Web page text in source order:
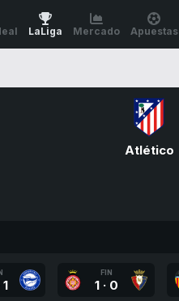
LaLiga Mercado Apuestas
Atlético
1
FIN
1 · 0